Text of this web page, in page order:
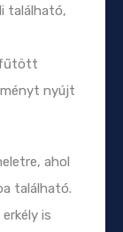
található,
fűtött
nyújt
ahol
található.
is